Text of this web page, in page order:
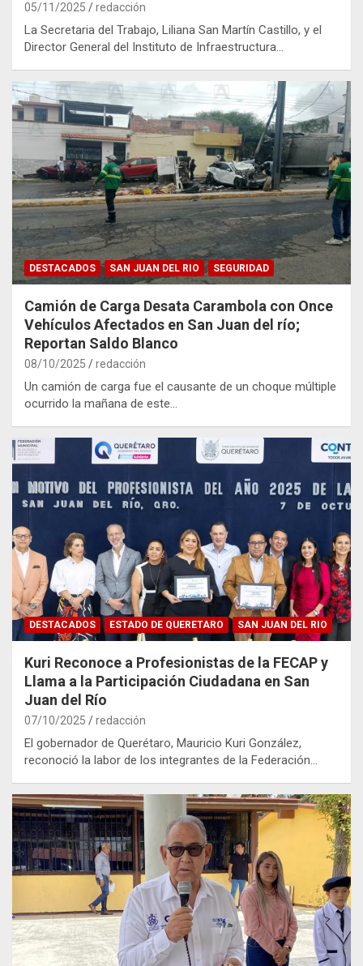
05/11/2025 redacción
La Secretaria del Trabajo, Liliana San Martín Castillo, y el
Director General del Instituto de Infraestructura…
DESTACADOS SAN JUAN DEL RIO SEGURIDAD
Camión de Carga Desata Carambola con Once
Vehículos Afectados en San Juan del río;
Reportan Saldo Blanco
08/10/2025 redacción
Un camión de carga fue el causante de un choque múltiple
ocurrido la mañana de este…
DESTACADOS ESTADO DE QUERETARO SAN JUAN DEL RIO
Kuri Reconoce a Profesionistas de la FECAP y
Llama a la Participación Ciudadana en San
Juan del Río
07/10/2025 redacción
El gobernador de Querétaro, Mauricio Kuri González,
reconoció la labor de los integrantes de la Federación…